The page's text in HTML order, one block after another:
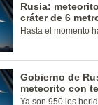
Rusia:
cráter de 6
Hasta el momento
Gobierno de
meteorito con
Ya son 950 los